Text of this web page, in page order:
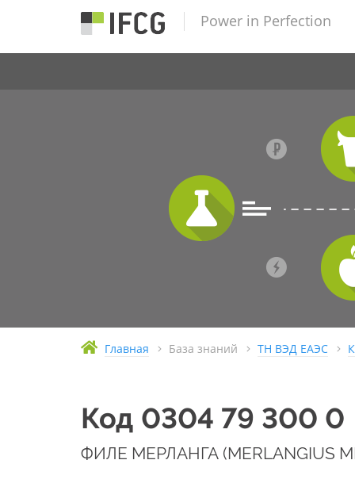
Power in Perfection
Главная База знаний ТН ВЭД ЕАЭС
Код 0304 79 300 0
ФИЛЕ МЕРЛАНГА (MERLANGIUS